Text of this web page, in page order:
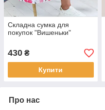
Складна сумка для
покупок "Вишеньки"
430 ₴
Купити
Про нас